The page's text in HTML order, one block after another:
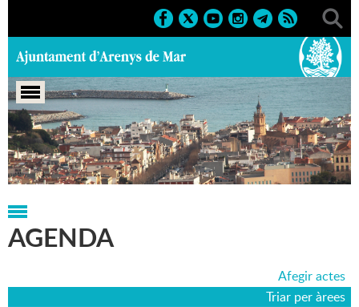
Portada > Agenda > 07-02-2002
AGENDA
Afegir actes
Triar per àrees